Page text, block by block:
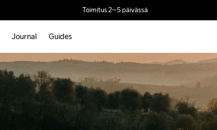
Toimitus 2–5 päivässä
Journal Guides